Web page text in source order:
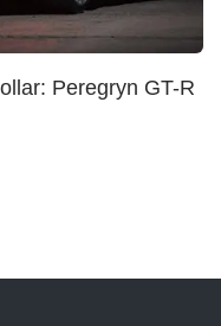
Peregryn GT-R